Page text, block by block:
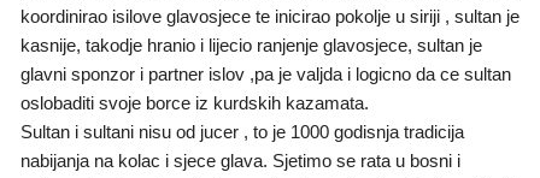
koordinirao isilove glavosjece te inicirao pokolje u siriji , sultan je
kasnije, takodje hranio i lijecio ranjenje glavosjece, sultan je
glavni sponzor i partner islov ,pa je valjda i logicno da ce sultan
oslobaditi svoje borce iz kurdskih kazamata.
Sultan i sultani nisu od jucer , to je 1000 godisnja tradicija
nabijanja na kolac i sjece glava. Sjetimo se rata u bosni i